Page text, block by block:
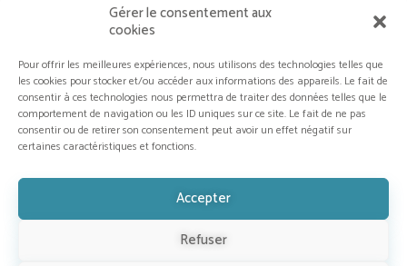
Gérer le consentement aux
cookies
Pour offrir les meilleures expériences, nous utilisons des technologies telles que
les cookies pour stocker et/ou accéder aux informations des appareils. Le fait de
consentir à ces technologies nous permettra de traiter des données telles que le
comportement de navigation ou les ID uniques sur ce site. Le fait de ne pas
consentir ou de retirer son consentement peut avoir un effet négatif sur
certaines caractéristiques et fonctions.
Accepter
Refuser
Pleine conscience
RÉSEAUX SOCIAUX